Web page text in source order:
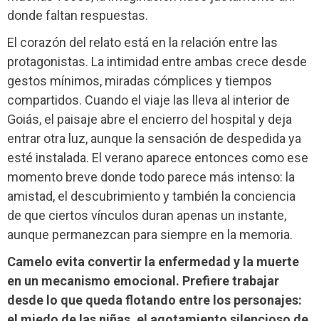
donde faltan respuestas.
El corazón del relato está en la relación entre las
protagonistas. La intimidad entre ambas crece desde
gestos mínimos, miradas cómplices y tiempos
compartidos. Cuando el viaje las lleva al interior de
Goiás, el paisaje abre el encierro del hospital y deja
entrar otra luz, aunque la sensación de despedida ya
esté instalada. El verano aparece entonces como ese
momento breve donde todo parece más intenso: la
amistad, el descubrimiento y también la conciencia
de que ciertos vínculos duran apenas un instante,
aunque permanezcan para siempre en la memoria.
Camelo evita convertir la enfermedad y la muerte
en un mecanismo emocional. Prefiere trabajar
desde lo que queda flotando entre los personajes: